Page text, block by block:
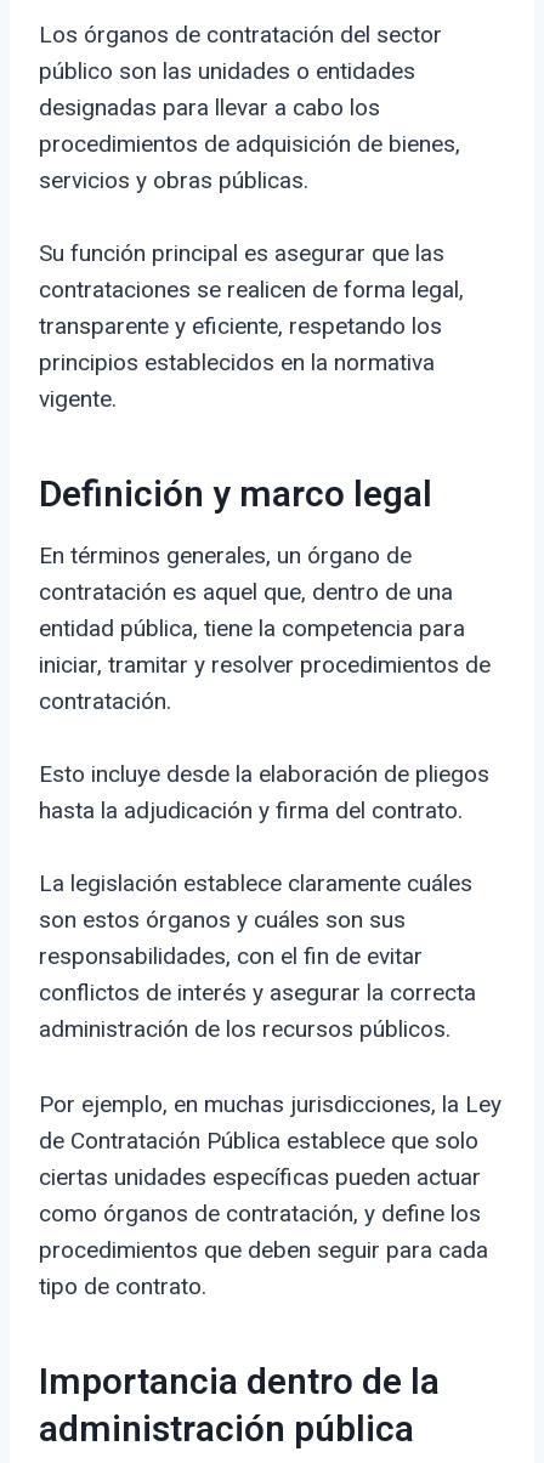
Los órganos de contratación del sector
público son las unidades o entidades
designadas para llevar a cabo los
procedimientos de adquisición de bienes,
servicios y obras públicas.
Su función principal es asegurar que las
contrataciones se realicen de forma legal,
transparente y eficiente, respetando los
principios establecidos en la normativa
vigente.
Definición y marco legal
En términos generales, un órgano de
contratación es aquel que, dentro de una
entidad pública, tiene la competencia para
iniciar, tramitar y resolver procedimientos de
contratación.
Esto incluye desde la elaboración de pliegos
hasta la adjudicación y firma del contrato.
La legislación establece claramente cuáles
son estos órganos y cuáles son sus
responsabilidades, con el fin de evitar
conflictos de interés y asegurar la correcta
administración de los recursos públicos.
Por ejemplo, en muchas jurisdicciones, la Ley
de Contratación Pública establece que solo
ciertas unidades específicas pueden actuar
como órganos de contratación, y define los
procedimientos que deben seguir para cada
tipo de contrato.
Importancia dentro de la
administración pública